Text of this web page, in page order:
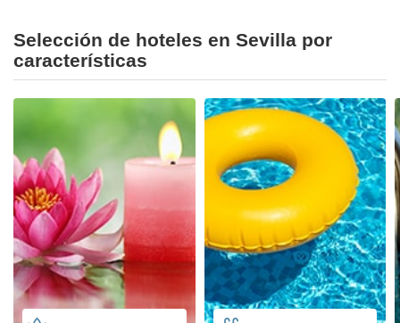
Selección de hoteles en Sevilla por
características